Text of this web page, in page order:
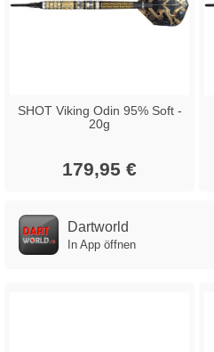
SHOT Viking Odin 95% Soft -
20g
179,95 €
Dartworld
In App öffnen